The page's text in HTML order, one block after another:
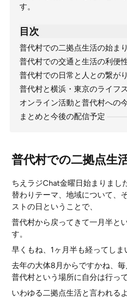
す。
目次
普代村での二拠点生活の始まり
普代村での交通と生活の利便
普代村での日常と人との繋がり
普代村と横浜・東京のライフ
オンライン活動と普代村への
まとめと今後の配信予定
普代村での二拠点生
ちえラジChat金曜日始まりまし
替わりテーマ、地域について、
ストの日ということで、
普代村から戻ってきて一月半と
す。
早くもね、1ヶ月半も経ってしま
去年の大体8月からですかね、
普代村という場所に自分は行っ
いわゆる二拠点生活と言われる